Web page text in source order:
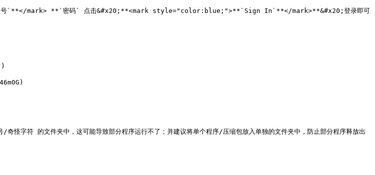
账号`**</mark> **`密码` 点击&#x20;**<mark style="color:blue;">**`Sign In`**</mark>**&#x20;登录即可
的文件夹中，这可能导致部分程序运行不了；并建议将单个程序/压缩包放入单独的文件夹中，防止部分程序释放出